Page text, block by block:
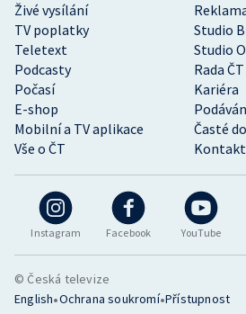
Instagram Facebook YouTube
Živé vysílání
TV poplatky
Studio
Teletext
Studio
Podcasty
Rada ČT
Počasí
Kariéra
E-shop
Mobilní a TV aplikace
Časté
Vše o ČT
© Česká televize
English•Ochrana soukromí•Přístupnost